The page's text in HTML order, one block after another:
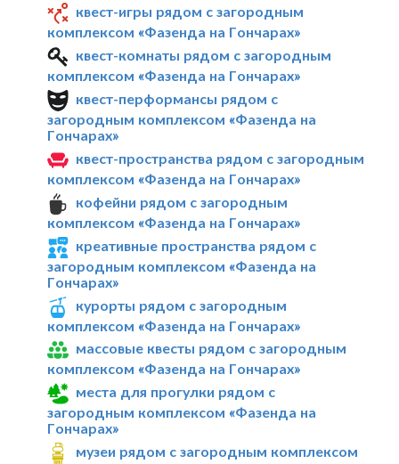
квест-игры рядом с загородным
комплексом «Фазенда на Гончарах»
квест-комнаты рядом с загородным
комплексом «Фазенда на Гончарах»
квест-перформансы рядом с
загородным комплексом «Фазенда на
Гончарах»
квест-пространства рядом с загородным
комплексом «Фазенда на Гончарах»
кофейни рядом с загородным
комплексом «Фазенда на Гончарах»
креативные пространства рядом с
загородным комплексом «Фазенда на
Гончарах»
курорты рядом с загородным
комплексом «Фазенда на Гончарах»
массовые квесты рядом с загородным
комплексом «Фазенда на Гончарах»
места для прогулки рядом с
загородным комплексом «Фазенда на
Гончарах»
музеи рядом с загородным комплексом